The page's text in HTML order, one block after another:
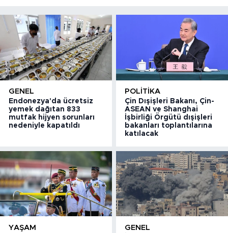
GENEL
Endonezya'da ücretsiz
yemek dağıtan 833
mutfak hijyen sorunları
nedeniyle kapatıldı
POLITIKA
Çin Dışişleri Bakanı, Çin-
ASEAN ve Shanghai
İşbirliği Örgütü dışişleri
bakanları toplantılarına
katılacak
YAŞAM GENEL